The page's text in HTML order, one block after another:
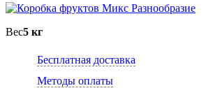
Вес5 кг
Бесплатная доставка
Методы оплаты